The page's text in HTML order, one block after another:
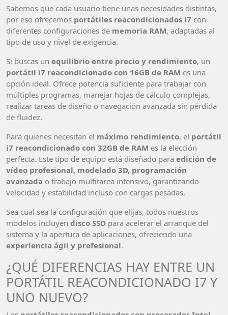
Sabemos que cada usuario tiene unas necesidades distintas,
por eso ofrecemos portátiles reacondicionados i7 con
diferentes configuraciones de memoria RAM, adaptadas al
tipo de uso y nivel de exigencia.
Si buscas un equilibrio entre precio y rendimiento, un
portátil i7 reacondicionado con 16GB de RAM es una
opción ideal. Ofrece potencia suficiente para trabajar con
múltiples programas, manejar hojas de cálculo complejas,
realizar tareas de diseño o navegación avanzada sin pérdida
de fluidez.
Para quienes necesitan el máximo rendimiento, el portátil
i7 reacondicionado con 32GB de RAM es la elección
perfecta. Este tipo de equipo está diseñado para edición de
vídeo profesional, modelado 3D, programación
avanzada o trabajo multitarea intensivo, garantizando
velocidad y estabilidad incluso con cargas pesadas.
Sea cual sea la configuración que elijas, todos nuestros
modelos incluyen disco SSD para acelerar el arranque del
sistema y la apertura de aplicaciones, ofreciendo una
experiencia ágil y profesional.
¿QUÉ DIFERENCIAS HAY ENTRE UN
PORTÁTIL REACONDICIONADO I7 Y
UNO NUEVO?